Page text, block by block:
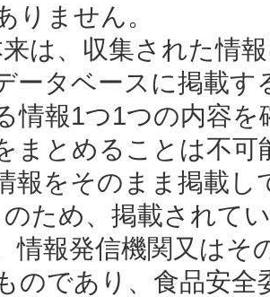
りません。
は、収集された情
ータベースに掲載
情報1つ1つの内容
まとめることは不
報をそのまま掲載し
ため、掲載されて
情報発信機関又はそ
のであり、食品安